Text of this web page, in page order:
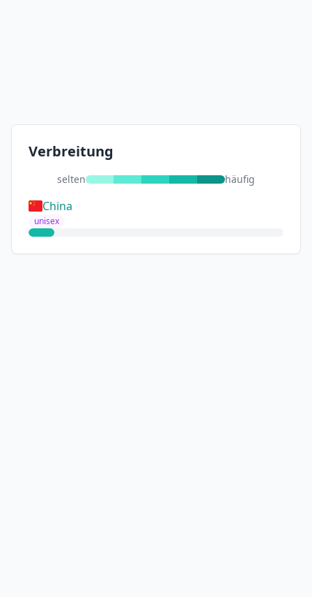
Verbreitung
selten häufig
China
unisex